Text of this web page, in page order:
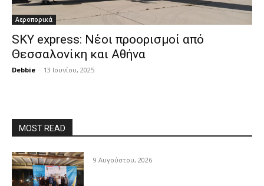
Αεροπορικά
SKY express: Νέοι προορισμοί από
Θεσσαλονίκη και Αθήνα
Debbie - 13 Ιουνίου, 2025
MOST READ
9 Αυγούστου, 2026